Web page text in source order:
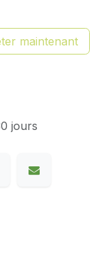
maintenant
jours